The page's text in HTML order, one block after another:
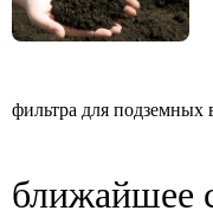
фильтра для подземных
ближайшее